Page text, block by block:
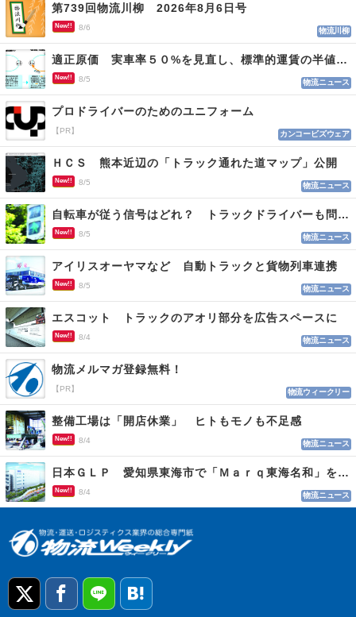
第739回物流川柳 2026年8月6日号
New!! 8/6 物流川柳
適正原価 実車率５０%を見直し、標準的運賃の半値の恐れも
New!! 8/5 物流ニュース
プロドライバーのためのユニフォーム
【PR】 カンコービズウェア
ＨＣＳ 熊本近辺の「トラック通れた道マップ」公開
New!! 8/5 物流ニュース
自転車が従う信号はどれ？ トラックドライバーも問われる認識
New!! 8/5 物流ニュース
アイリスオーヤマなど 自動トラックと貨物列車連携
New!! 8/5 物流ニュース
エスコット トラックのアオリ部分を広告スペースに
New!! 8/4 物流ニュース
物流メルマガ登録無料！
【PR】 物流ウィークリー
整備工場は「開店休業」 ヒトもモノも不足感
New!! 8/4 物流ニュース
日本ＧＬＰ 愛知県東海市で「Ｍａｒｑ東海名和」を開発
New!! 8/4 物流ニュース